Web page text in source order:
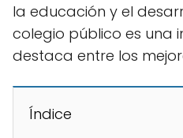
la educación y el
colegio público es una
destaca entre los
Índice